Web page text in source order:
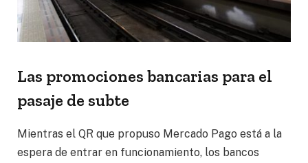
Las promociones bancarias para el
pasaje de subte
Mientras el QR que propuso Mercado Pago está a la
espera de entrar en funcionamiento, los bancos